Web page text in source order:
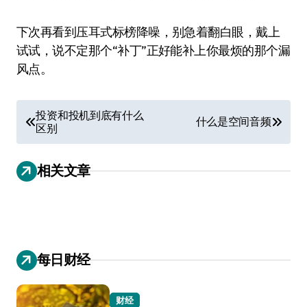
下次再看到压耳式标榜降噪，别急着翻白眼，戴上
试试，说不定那个“补丁”正好能补上你最烦的那个漏
风点。
章
导
航
投资和投机到底有什么
区别
什么是空间音频
相关文章
每日财经
财经